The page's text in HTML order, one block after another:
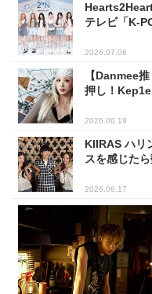
テレビ「K-
2026.07.06
【Danmee
押し！
2026.06.19
KIIRAS ハリ
スを感じたら
2026.06.17